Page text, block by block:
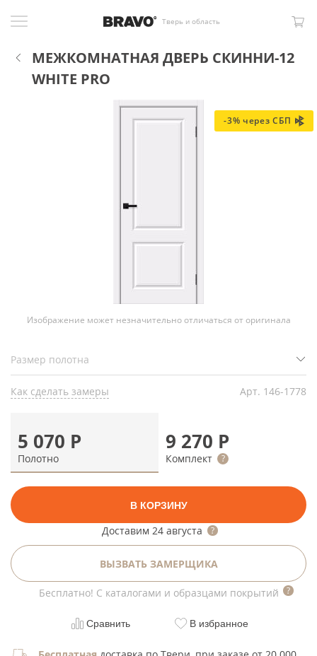
Тверь и область
МЕЖКОМНАТНАЯ ДВЕРЬ СКИННИ-12
WHITE PRO
-3% через СБП
Изображение может незначительно отличаться от оригинала
Как сделать замеры Арт. 146-1778
5 070 Р
Полотно
9 270 Р
Комплект
В КОРЗИНУ
Доставим 24 августа
ВЫЗВАТЬ ЗАМЕРЩИКА
Бесплатно! С каталогами и образцами покрытий
Сравнить В избранное